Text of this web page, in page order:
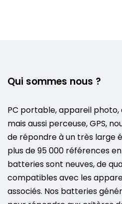
Qui sommes nous ?
PC portable, appareil
mais aussi perceuse, GPS,
de répondre à un très large
plus de 95 000 références
batteries sont neuves, de
compatibles avec les
associés. Nos batteries